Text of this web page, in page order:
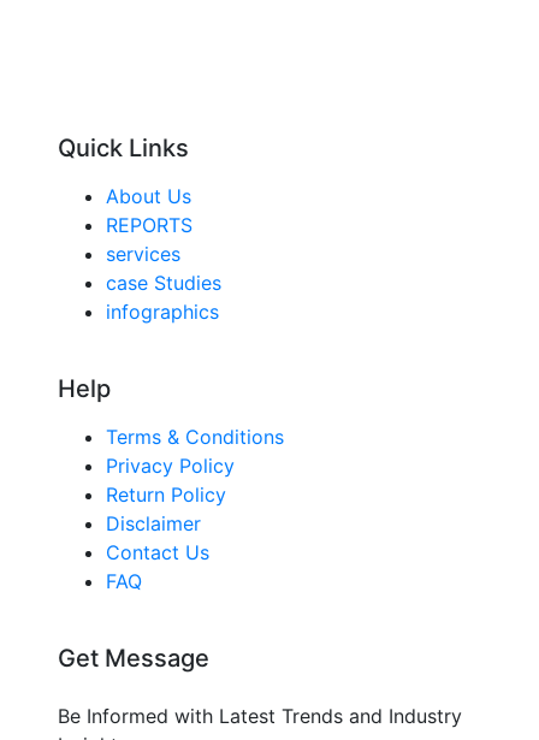
Quick Links
About Us
REPORTS
services
case Studies
infographics
Help
Terms & Conditions
Privacy Policy
Return Policy
Disclaimer
Contact Us
FAQ
Get Message
Be Informed with Latest Trends and Industry